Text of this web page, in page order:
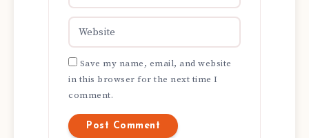
Save my name, email, and website
in this browser for the next time I
comment.